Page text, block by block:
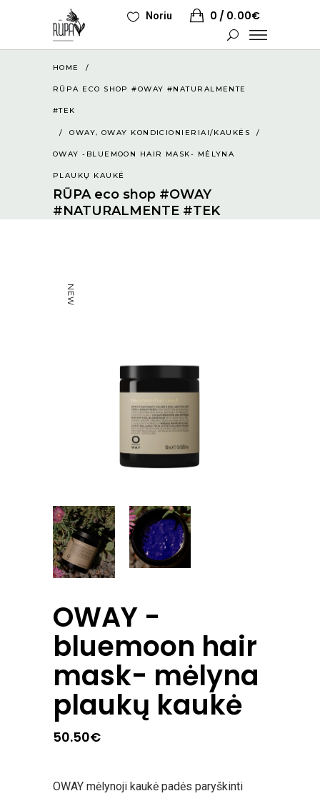
Noriu 0 0.00€
HOME /
RŪPA ECO SHOP #OWAY #NATURALMENTE
#TEK
/OWAY, OWAY KONDICIONIERIAI/KAUKĖS /
OWAY -BLUEMOON HAIR MASK- MĖLYNA
PLAUKŲ KAUKĖ
RŪPA eco shop #OWAY
#NATURALMENTE #TEK
NEW
OWAY -
bluemoon hair
mask- mėlyna
plaukų kaukė
50.50€
OWAY mėlynoji kaukė padės paryškinti